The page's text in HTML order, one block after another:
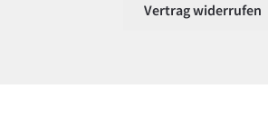
Vertrag widerrufen